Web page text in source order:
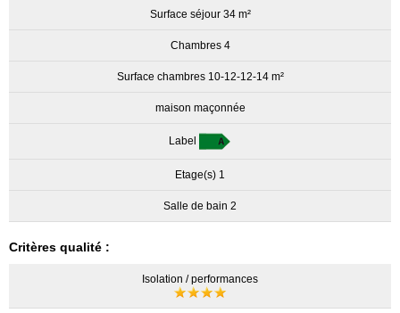
Surface séjour 34 m²
Chambres 4
Surface chambres 10-12-12-14 m²
maison maçonnée
Label
Etage(s) 1
Salle de bain 2
Critères qualité :
Isolation / performances